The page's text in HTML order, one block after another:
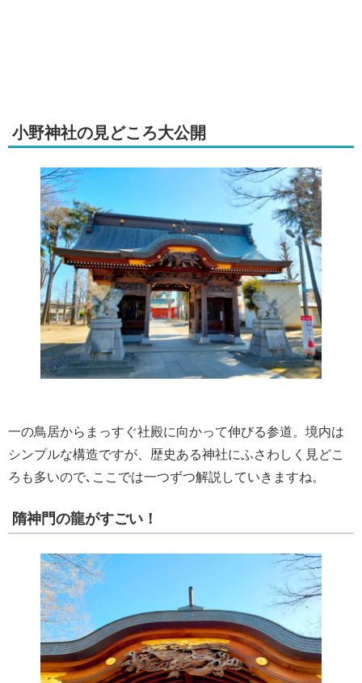
小野神社の見どころ大公開
一の鳥居からまっすぐ社殿に向かって伸びる参道。境内は
シンプルな構造ですが、歴史ある神社にふさわしく見どこ
ろも多いので､ここでは一つずつ解説していきますね。
隋神門の龍がすごい！